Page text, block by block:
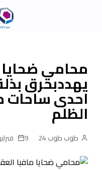
محامي ضحايا
يهددبحرق
احدى ساحات
الظلم
طوب طوب 24 9 فبراير، 2017